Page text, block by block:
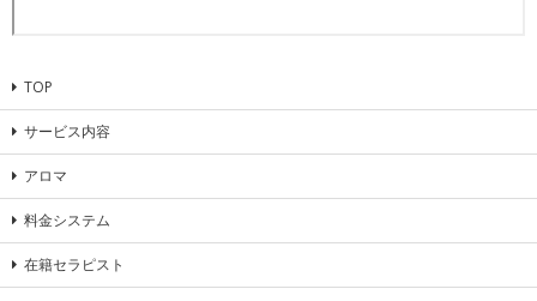
TOP
サービス内容
アロマ
料金システム
在籍セラピスト